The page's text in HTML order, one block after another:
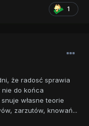
1
że radosć sprawia
nie do końca
własne teorie
zarzutów, knowań...